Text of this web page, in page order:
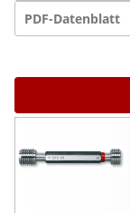
PDF-Datenblatt